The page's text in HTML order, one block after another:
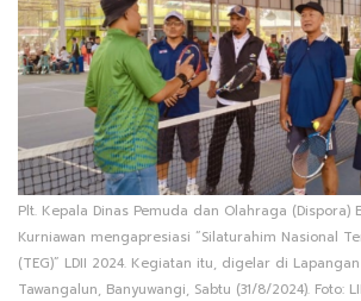
Plt. Kepala Dinas Pemuda dan Olahraga (Dispora)
Kurniawan mengapresiasi “Silaturahim Nasional
(TEG)” LDII 2024. Kegiatan itu, digelar di
Tawangalun, Banyuwangi, Sabtu (31/8/2024). Foto: